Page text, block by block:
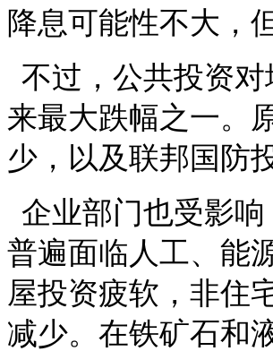
降息可能性不大，
不过，公共投资
来最大跌幅之一。
少，以及联邦国防
企业部门也受影
普遍面临人工、能
屋投资疲软，非住
减少。在铁矿石和